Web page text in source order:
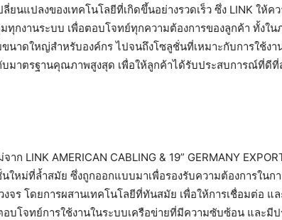
ลี่ยนแปลงของเทคโนโลยีที่เกิดขึ้นอย่างรวดเร็ว ซึ่ง LINK ให้
กงานระบบ เพื่อตอบโจทย์ทุกความต้องการของลูกค้า ทั้งใน
นาดใหญ่สำหรับองค์กร ไปจนถึงโซลูชั่นที่เหมาะกับการใช้ง
มาตรฐานคุณภาพสูงสุด เพื่อให้ลูกค้าได้รับประสบการณ์ที่ดี
ก LINK AMERICAN CABLING & 19” GERMANY
หม่ที่ล้ำสมัย ซึ่งถูกออกแบบมาเพื่อรองรับความต้องการในก
จร โดยการผสานเทคโนโลยีที่ทันสมัย เพื่อให้การเชื่อมต่อ แ
อบโจทย์การใช้งานในระบบเครือข่ายที่มีความซับซ้อน และมี